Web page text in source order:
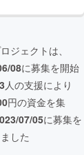
ジェクトは、
08に募集を開始
人の支援により
円の資金を集
07/05に募集を
した